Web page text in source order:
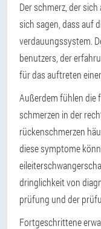
Der schmerz, der
sich sagen, dass auf
verdauungssystem.
benutzers, der
für das auftreten
Außerdem fühlen die
schmerzen in der
rückenschmerzen
diese symptome
dringlichkeit von
prüfung und der
Fortgeschrittene